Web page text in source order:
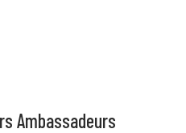
Ambassadeurs